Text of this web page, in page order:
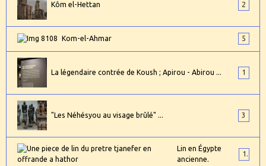
Kôm el-Hettan 2
Kom-el-Ahmar 5
La légendaire contrée de Koush ; Apirou - Abirou ... 1
"Les Néhésyou au visage brûlé" ... 3
Lin en Égypte
ancienne.
1